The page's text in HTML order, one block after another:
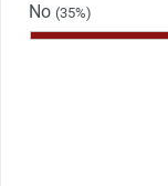
No (35%)